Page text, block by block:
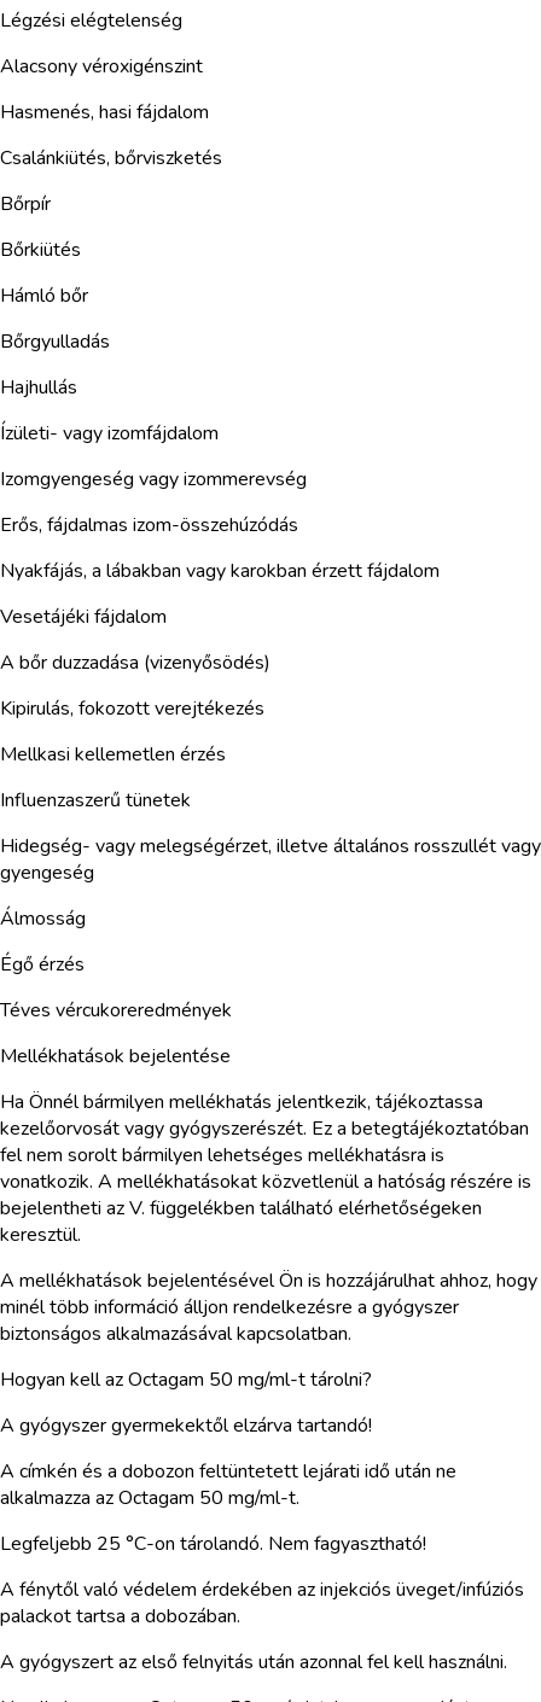
Légzési elégtelenség
Alacsony véroxigénszint
Hasmenés, hasi fájdalom
Csalánkiütés, bőrviszketés
Bőrpír
Bőrkiütés
Hámló bőr
Bőrgyulladás
Hajhullás
Ízületi- vagy izomfájdalom
Izomgyengeség vagy izommerevség
Erős, fájdalmas izom-összehúzódás
Nyakfájás, a lábakban vagy karokban érzett fájdalom
Vesetájéki fájdalom
A bőr duzzadása (vizenyősödés)
Kipirulás, fokozott verejtékezés
Mellkasi kellemetlen érzés
Influenzaszerű tünetek
Hidegség- vagy melegségérzet, illetve általános rosszullét vagy
gyengeség
Álmosság
Égő érzés
Téves vércukoreredmények
Mellékhatások bejelentése
Ha Önnél bármilyen mellékhatás jelentkezik, tájékoztassa
kezelőorvosát vagy gyógyszerészét. Ez a betegtájékoztatóban
fel nem sorolt bármilyen lehetséges mellékhatásra is
vonatkozik. A mellékhatásokat közvetlenül a hatóság részére is
bejelentheti az V. függelékben található elérhetőségeken
keresztül.
A mellékhatások bejelentésével Ön is hozzájárulhat ahhoz, hogy
minél több információ álljon rendelkezésre a gyógyszer
biztonságos alkalmazásával kapcsolatban.
Hogyan kell az Octagam 50 mg/ml-t tárolni?
A gyógyszer gyermekektől elzárva tartandó!
A címkén és a dobozon feltüntetett lejárati idő után ne
alkalmazza az Octagam 50 mg/ml-t.
Legfeljebb 25 °C-on tárolandó. Nem fagyasztható!
A fénytől való védelem érdekében az injekciós üveget/infúziós
palackot tartsa a dobozában.
A gyógyszert az első felnyitás után azonnal fel kell használni.